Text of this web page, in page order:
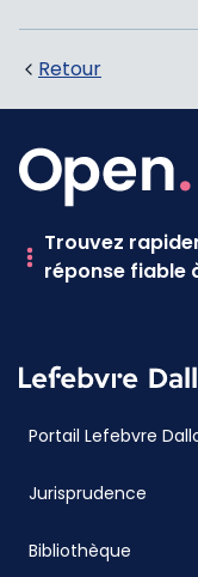
Retour
Trouvez
réponse fiable
Portail Lefebvre
Jurisprudence
Bibliothèque